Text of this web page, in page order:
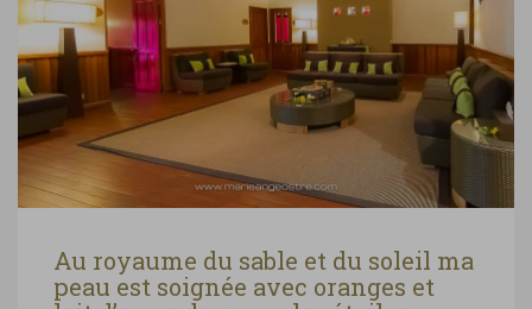
Au royaume du sable et du soleil ma
peau est soignée avec oranges et